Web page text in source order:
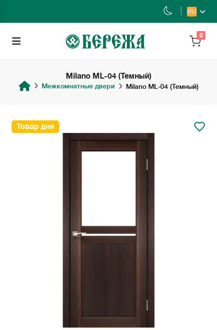
RU
0
Milano ML-04 (Темный)
Межкомнатные двери Milano ML-04 (Темный)
Товар дня